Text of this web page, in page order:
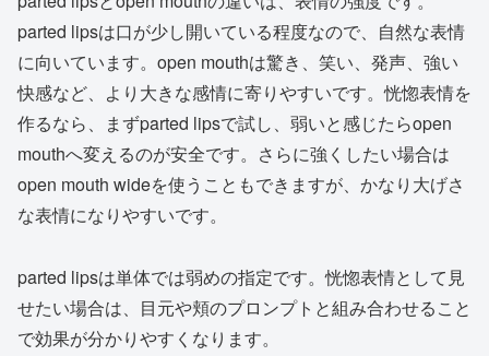
parted lipsは口が少し開いている程度なので、自然な表情
に向いています。open mouthは驚き、笑い、発声、強い
快感など、より大きな感情に寄りやすいです。恍惚表情を
作るなら、まずparted lipsで試し、弱いと感じたらopen
mouthへ変えるのが安全です。さらに強くしたい場合は
open mouth wideを使うこともできますが、かなり大げさ
な表情になりやすいです。
parted lipsは単体では弱めの指定です。恍惚表情として見
せたい場合は、目元や頬のプロンプトと組み合わせること
で効果が分かりやすくなります。